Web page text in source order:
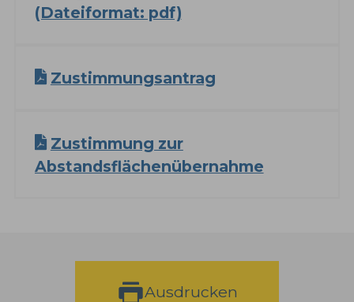
(Dateiformat: pdf)
Zustimmungsantrag
Zustimmung zur
Abstandsflächenübernahme
Ausdrucken